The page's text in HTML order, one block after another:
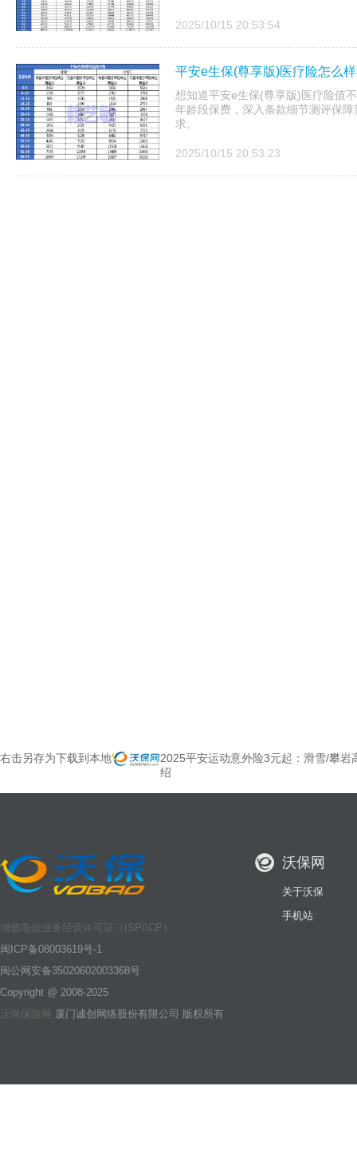
2025/10/15 20:53:54
平安e生保(尊享版)医疗险怎么
想知道平安e生保(尊享版)医疗险值
年龄段保费，深入条款细节测评保
求。
2025/10/15 20:53:23
右击另存为下载到本地
2025平安运动意外险3元起：滑雪/攀岩
绍
增值电信业务经营许可证（ISP/ICP）
闽ICP备08003619号-1
闽公网安备35020602003368号
Copyright @ 2008-2025
沃保保险网 厦门诚创网络股份有限公司 版权所有
沃保网
关于沃保
手机站